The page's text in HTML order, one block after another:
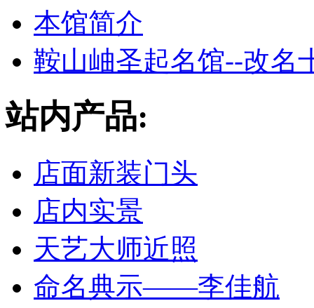
本馆简介
鞍山岫圣起名馆--改名
站内产品:
店面新装门头
店内实景
天艺大师近照
命名典示——李佳航